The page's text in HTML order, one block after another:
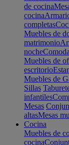
de cocina
cocina
completas
Muebles de
matrimonio
noche
Muebles de
escritorio
Muebles de
Sillas
infantiles
Mesas
altasMesas
Cocina
Muebles de
cocina